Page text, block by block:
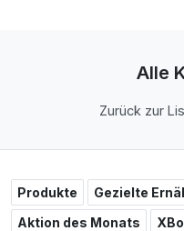
Alle
Zurück zur
Produkte Gezielte
Aktion des Monats